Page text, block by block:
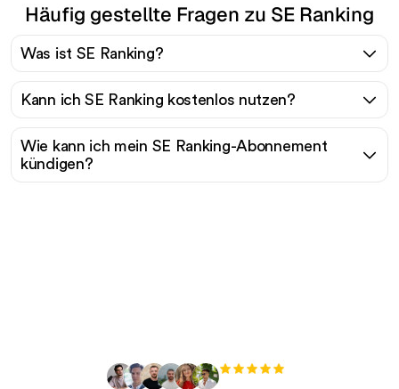
Häufig gestellte Fragen zu SE Ranking
Was ist SE Ranking?
Kann ich SE Ranking kostenlos nutzen?
Wie kann ich mein SE Ranking-Abonnement
kündigen?